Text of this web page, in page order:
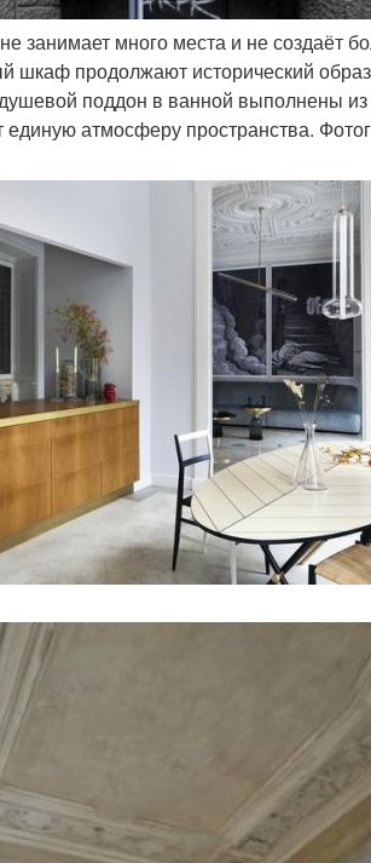
занимает много места и не создаёт
шкаф продолжают исторический
поддон в ванной выполнены
атмосферу пространства.